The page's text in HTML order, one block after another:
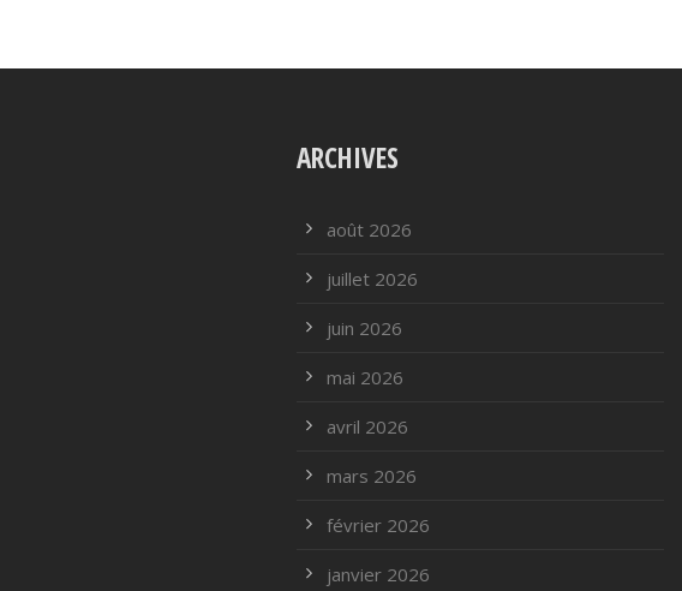
ARCHIVES
août 2026
juillet 2026
juin 2026
mai 2026
avril 2026
mars 2026
février 2026
janvier 2026